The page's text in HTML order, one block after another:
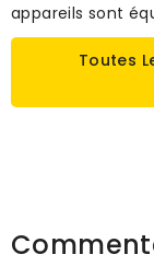
appareils sont
Toutes